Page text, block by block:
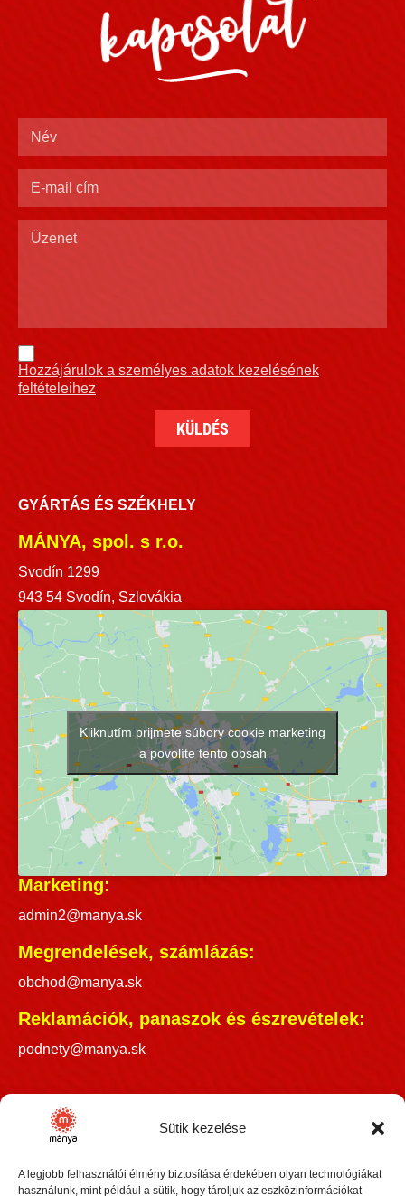
Sütik kezelése
A legjobb felhasználói élmény biztosítása érdekében olyan technológiákat
használunk, mint például a sütik, hogy tároljuk az eszközinformációkat
Hozzájárulok a személyes adatok kezelésének
feltételeihez
GYÁRTÁS ÉS SZÉKHELY
MÁNYA, spol. s r.o.
Svodín 1299
943 54 Svodín, Szlovákia
Kliknutím prijmete súbory cookie marketing
a povolíte tento obsah
Marketing:
admin2@manya.sk
Megrendelések, számlázás:
obchod@manya.sk
Reklamációk, panaszok és észrevételek:
podnety@manya.sk
INFORMÁCIÓS VONAL